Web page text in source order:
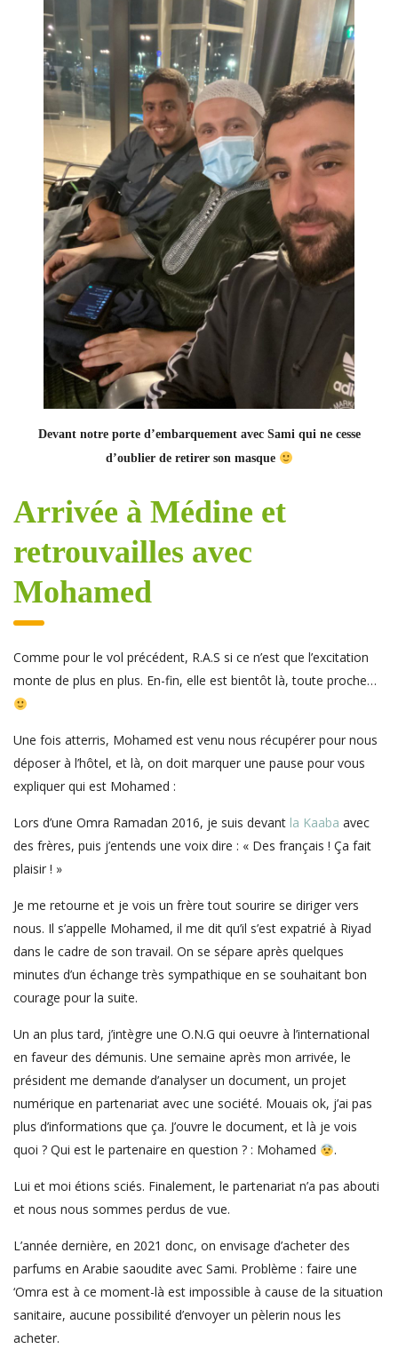
Devant notre porte d’embarquement avec Sami qui ne cesse
d’oublier de retirer son masque
Arrivée à Médine et
retrouvailles avec
Mohamed
Comme pour le vol précédent, R.A.S si ce n’est que l’excitation
monte de plus en plus. En-fin, elle est bientôt là, toute proche…
Une fois atterris, Mohamed est venu nous récupérer pour nous
déposer à l’hôtel, et là, on doit marquer une pause pour vous
expliquer qui est Mohamed :
Lors d’une Omra Ramadan 2016, je suis devant la Kaaba avec
des frères, puis j’entends une voix dire : « Des français ! Ça fait
plaisir ! »
Je me retourne et je vois un frère tout sourire se diriger vers
nous. Il s’appelle Mohamed, il me dit qu’il s’est expatrié à Riyad
dans le cadre de son travail. On se sépare après quelques
minutes d’un échange très sympathique en se souhaitant bon
courage pour la suite.
Un an plus tard, j’intègre une O.N.G qui oeuvre à l’international
en faveur des démunis. Une semaine après mon arrivée, le
président me demande d’analyser un document, un projet
numérique en partenariat avec une société. Mouais ok, j’ai pas
plus d’informations que ça. J’ouvre le document, et là je vois
quoi ? Qui est le partenaire en question ? : Mohamed
.
Lui et moi étions sciés. Finalement, le partenariat n’a pas abouti
et nous nous sommes perdus de vue.
L’année dernière, en 2021 donc, on envisage d’acheter des
parfums en Arabie saoudite avec Sami. Problème : faire une
‘Omra est à ce moment-là est impossible à cause de la situation
sanitaire, aucune possibilité d’envoyer un pèlerin nous les
acheter.